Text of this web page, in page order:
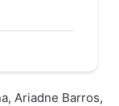
Ariadne Barros,